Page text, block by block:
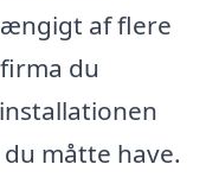
af flere
du
måtte have.